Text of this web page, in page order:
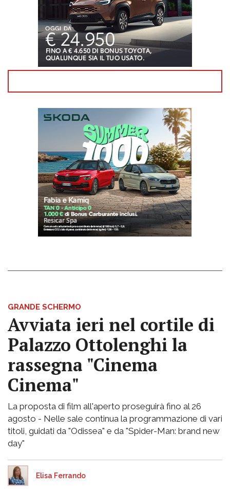
GRANDE SCHERMO
Avviata ieri nel cortile di
Palazzo Ottolenghi la
rassegna "Cinema
Cinema"
La proposta di film all'aperto proseguirà fino al 26
agosto - Nelle sale continua la programmazione di vari
titoli, guidati da "Odissea" e da "Spider-Man: brand new
day"
Elisa Ferrando